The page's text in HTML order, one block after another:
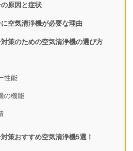
原因と症状
空気清浄機が必要な理由
策のための空気清浄機の選び方
性能
の機能
策おすすめ空気清浄機5選！